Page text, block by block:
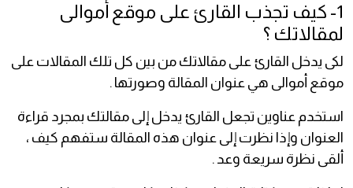
1- كيف تجذب القارئ على موقع أموالى
لمقالاتك ؟
لكى يدخل القارئ على مقالاتك من بين كل تلك المقالات على
موقع أموالى هي عنوان المقالة وصورتها .
استخدم عناوين تجعل القارئ يدخل إلى مقالتك بمجرد قراءة
العنوان وإذا نظرت إلى عنوان هذه المقالة ستفهم كيف ،
ألقى نظرة سريعة وعد .